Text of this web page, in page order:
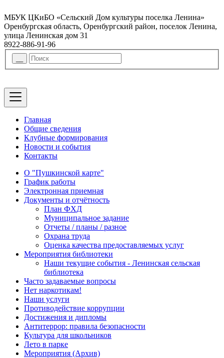
МБУК ЦКиБО «Сельский Дом культуры поселка Ленина»
Оренбургская область, Оренбургский район, поселок Ленина,
улица Ленинская дом 31
8922-886-91-96
Главная
Общие сведения
Клубные формирования
Новости и события
Контакты
О "Пушкинской карте"
График работы
Электронная приемная
Документы и отчётность
План ФХД
Муниципальное задание
Отчеты / планы / разное
Охрана труда
Оценка качества предоставляемых услуг
Мероприятия библиотеки
Наши текущие события - Ленинская сельская
библиотека
Часто задаваемые вопросы
Нет наркотикам!
Наши услуги
Противодействие коррупции
Достижения и дипломы
Антитеррор: правила безопасности
Культура для школьников
Лето в парке
Мероприятия (Архив)